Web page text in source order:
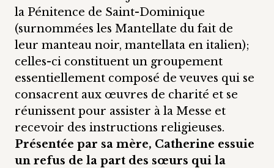
la Pénitence de Saint-Dominique
(surnommées les Mantellate du fait de
leur manteau noir, mantellata en italien);
celles-ci constituent un groupement
essentiellement composé de veuves qui se
consacrent aux œuvres de charité et se
réunissent pour assister à la Messe et
recevoir des instructions religieuses.
Présentée par sa mère, Catherine essuie
un refus de la part des sœurs qui la